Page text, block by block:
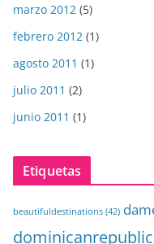
marzo 2012 (5)
febrero 2012 (1)
agosto 2011 (1)
julio 2011 (2)
junio 2011 (1)
Etiquetas
beautifuldestinations (42)
dominicanrepublic